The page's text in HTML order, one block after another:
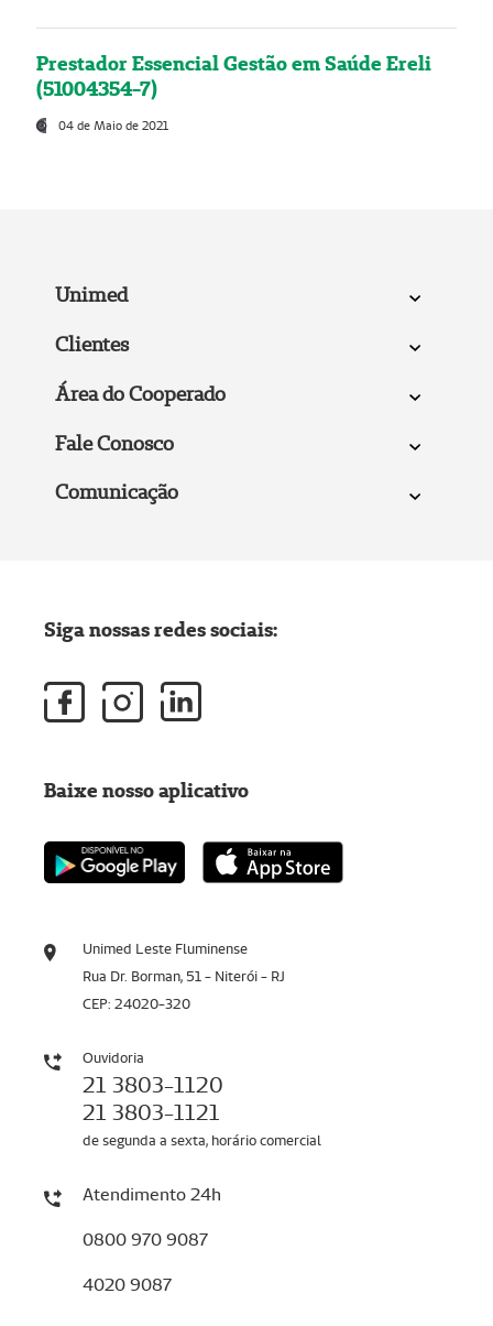
Prestador Essencial Gestão em Saúde Ereli
(51004354-7)
04 de Maio de 2021
Unimed
Clientes
Área do Cooperado
Fale Conosco
Comunicação
Unimed Leste Fluminense
Rua Dr. Borman, 51 - Niterói - RJ
CEP: 24020-320
Ouvidoria
21 3803-1120
21 3803-1121
de segunda a sexta, horário comercial
Atendimento 24h
0800 970 9087
4020 9087
Siga nossas redes sociais:
Baixe nosso aplicativo